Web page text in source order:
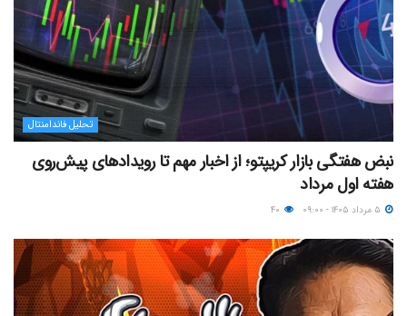
تحلیل فاندامنتال
نبض هفتگی بازار کریپتو؛ از اخبار مهم تا رویدادهای پیش‌روی
هفته اول مرداد